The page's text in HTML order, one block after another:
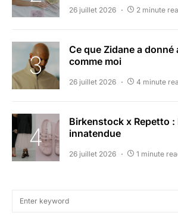
26 juillet 2026 2 minute
Ce que Zidane a
comme moi
26 juillet 2026 4 minute
Birkenstock x Repetto :
innatendue
26 juillet 2026 1 minute